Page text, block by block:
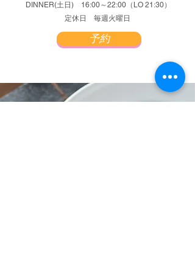
DINNER(土日) 16:00～22:00（LO 21:30）
定休日 ​毎週火曜日
予約